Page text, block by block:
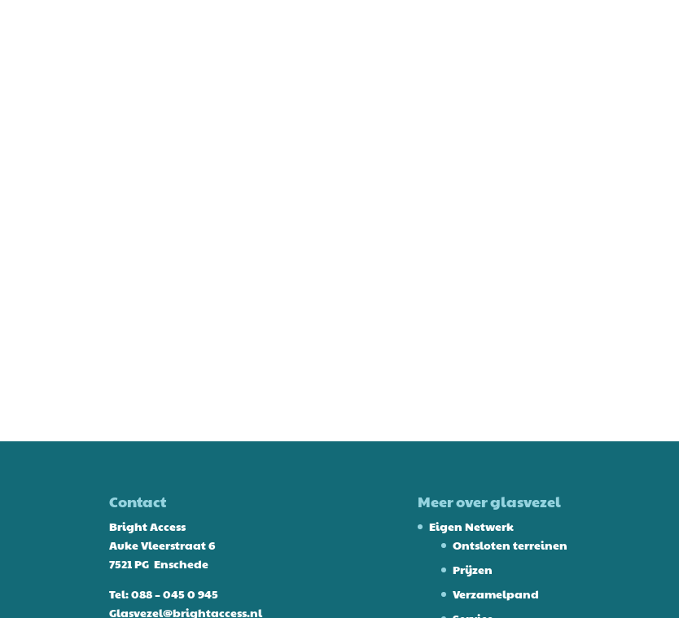
Contact
Bright Access
Auke Vleerstraat 6
7521 PG Enschede
Tel:088 – 045 0 945
Glasvezel@brightaccess.nl
Meer over glasvezel
Eigen Netwerk
Ontsloten terreinen
Prijzen
Verzamelpand